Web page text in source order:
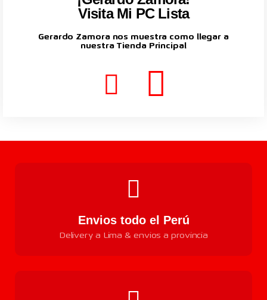
Visita Mi PC Lista
Gerardo Zamora nos muestra como llegar a
nuestra Tienda Principal
Envios todo el Perú
Delivery a Lima & envios a provincia